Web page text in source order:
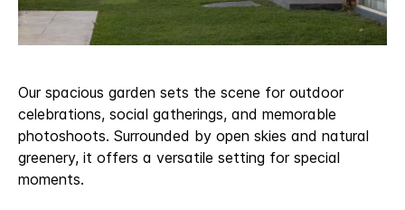
Our spacious garden sets the scene for outdoor
celebrations, social gatherings, and memorable
photoshoots. Surrounded by open skies and natural
greenery, it offers a versatile setting for special
moments.